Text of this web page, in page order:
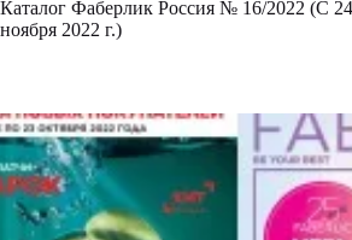
Каталог Фаберлик Россия № 16/2022 (С
ноября 2022 г.)